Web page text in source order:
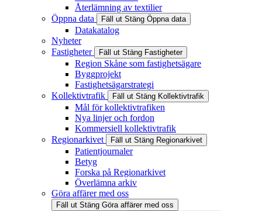
Återlämning av textilier
Öppna data
Fäll ut Stäng Öppna data
Datakatalog
Nyheter
Fastigheter
Fäll ut Stäng Fastigheter
Region Skåne som fastighetsägare
Byggprojekt
Fastighetsägarstrategi
Kollektivtrafik
Fäll ut Stäng Kollektivtrafik
Mål för kollektivtrafiken
Nya linjer och fordon
Kommersiell kollektivtrafik
Regionarkivet
Fäll ut Stäng Regionarkivet
Patientjournaler
Betyg
Forska på Regionarkivet
Överlämna arkiv
Göra affärer med oss
Fäll ut Stäng Göra affärer med oss